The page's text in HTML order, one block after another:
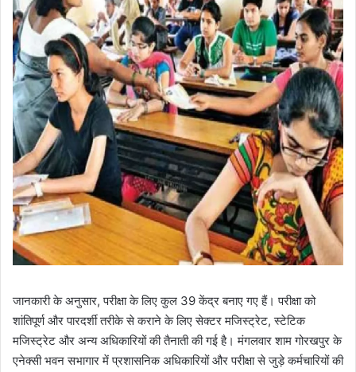
जानकारी के अनुसार, परीक्षा के लिए कुल 39 केंद्र बनाए गए हैं। परीक्षा को
शांतिपूर्ण और पारदर्शी तरीके से कराने के लिए सेक्टर मजिस्ट्रेट, स्टेटिक
मजिस्ट्रेट और अन्य अधिकारियों की तैनाती की गई है। मंगलवार शाम गोरखपुर के
एनेक्सी भवन सभागार में प्रशासनिक अधिकारियों और परीक्षा से जुड़े कर्मचारियों की